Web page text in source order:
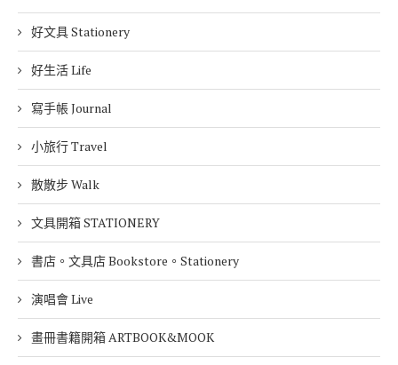
好文具 Stationery
好生活 Life
寫手帳 Journal
小旅行 Travel
散散步 Walk
文具開箱 STATIONERY
書店。文具店 Bookstore。Stationery
演唱會 Live
畫冊書籍開箱 ARTBOOK&MOOK